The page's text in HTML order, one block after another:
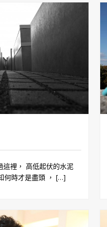
裡， 高低起伏的水泥
何時才是盡頭 ， […]